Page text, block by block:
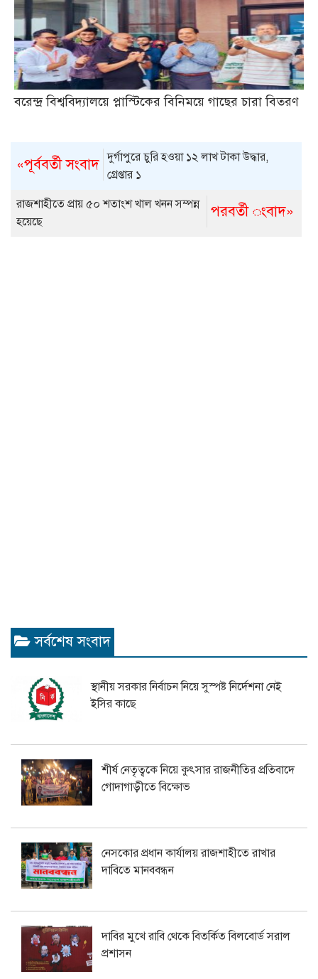
বরেন্দ্র বিশ্ববিদ্যালয়ে প্লাস্টিকের বিনিময়ে গাছের চারা বিতরণ
«পূর্ববর্তী সংবাদ দুর্গাপুরে চুরি হওয়া ১২ লাখ টাকা উদ্ধার,
গ্রেপ্তার ১
পরবর্তী ংবাদ»
রাজশাহীতে প্রায় ৫০ শতাংশ খাল খনন সম্পন্ন
হয়েছে
সর্বশেষ সংবাদ
স্থানীয় সরকার নির্বাচন নিয়ে সুস্পষ্ট নির্দেশনা নেই
ইসির কাছে
শীর্ষ নেতৃত্বকে নিয়ে কুৎসার রাজনীতির প্রতিবাদে
গোদাগাড়ীতে বিক্ষোভ
নেসকোর প্রধান কার্যালয় রাজশাহীতে রাখার
দাবিতে মানববন্ধন
দাবির মুখে রাবি থেকে বিতর্কিত বিলবোর্ড সরাল
প্রশাসন